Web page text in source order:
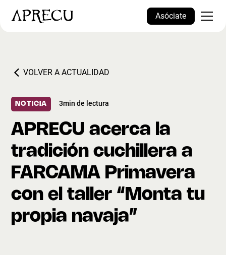
Asóciate
VOLVER A ACTUALIDAD
NOTICIA 3min de lectura
APRECU acerca la
tradición cuchillera a
FARCAMA Primavera
con el taller “Monta tu
propia navaja”